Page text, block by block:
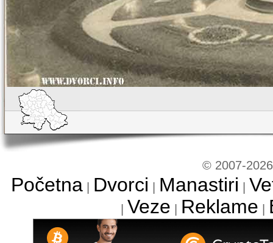
© 2007-
Početna| Dvorci Manastiri
Veze Reklame